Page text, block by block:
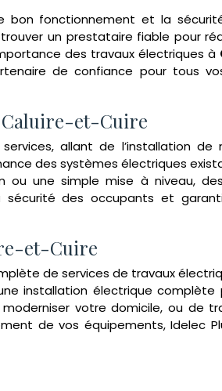
bon fonctionnement et la
un prestataire fiable pour
des travaux électriques à
de confiance pour tous
Caluire-et-Cuire
allant de l’installation de
des systèmes électriques
ou une simple mise à niveau,
sécurité des occupants et
et-Cuire
de services de travaux
installation électrique complète
votre domicile, ou de
de vos équipements, Idelec